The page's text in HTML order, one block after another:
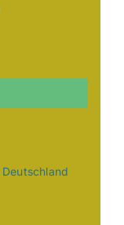
Deutschland